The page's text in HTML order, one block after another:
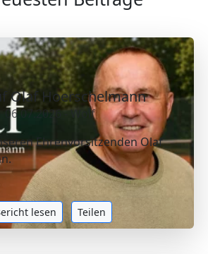
Olaf Hoerschelmann
06.07.2026 - Wolf
Ehrenvorsitzenden Olaf
lesen Teilen